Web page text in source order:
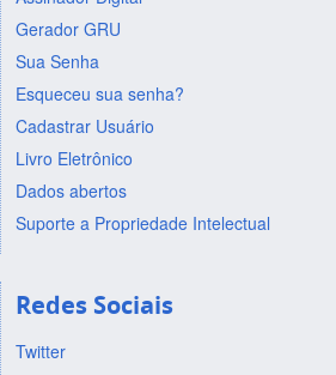
Gerador GRU
Sua Senha
Esqueceu sua senha?
Cadastrar Usuário
Livro Eletrônico
Dados abertos
Suporte a Propriedade Intelectual
Redes Sociais
Twitter